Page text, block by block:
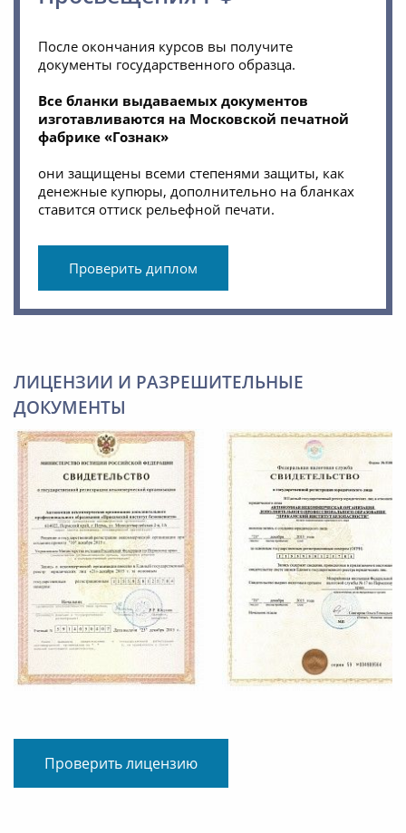
После окончания курсов вы получите
документы государственного образца.
Все бланки выдаваемых документов
изготавливаются на Московской печатной
фабрике «Гознак»
они защищены всеми степенями защиты, как
денежные купюры, дополнительно на бланках
ставится оттиск рельефной печати.
Проверить диплом
ЛИЦЕНЗИИ И РАЗРЕШИТЕЛЬНЫЕ
ДОКУМЕНТЫ
Проверить лицензию